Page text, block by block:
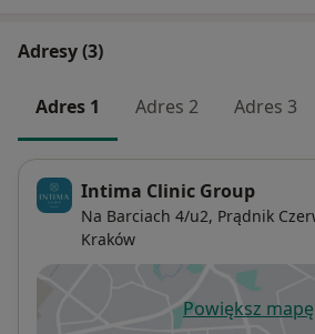
Adresy (3)
Adres 1 Adres 2 Adres 3
Intima Clinic Group
Na Barciach 4/u2, Prądnik
Kraków
Powiększ mapę
otwiera